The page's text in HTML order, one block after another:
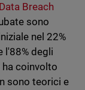
Breach
sono
nel 22%
l'88% degli
coinvolto
sono teorici e